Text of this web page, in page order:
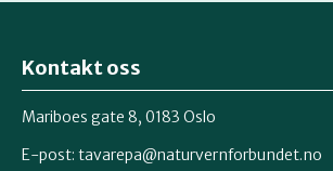
Retten til reparasjon
Kontakt oss
Mariboes gate 8, 0183 Oslo
E-post: tavarepa@naturvernforbundet.no